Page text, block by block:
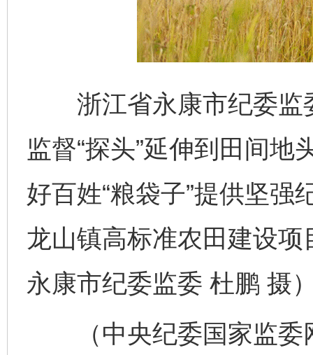
浙江省永康市纪委监
监督“探头”延伸到田间
好百姓“粮袋子”提供坚
龙山镇高标准农田建设
永康市纪委监委 杜鹏 摄
（中央纪委国家监委
完善运行机制助力责任有效落实 一纸欠
东山县通报“牛蛙产品抗生素超标问题” 法